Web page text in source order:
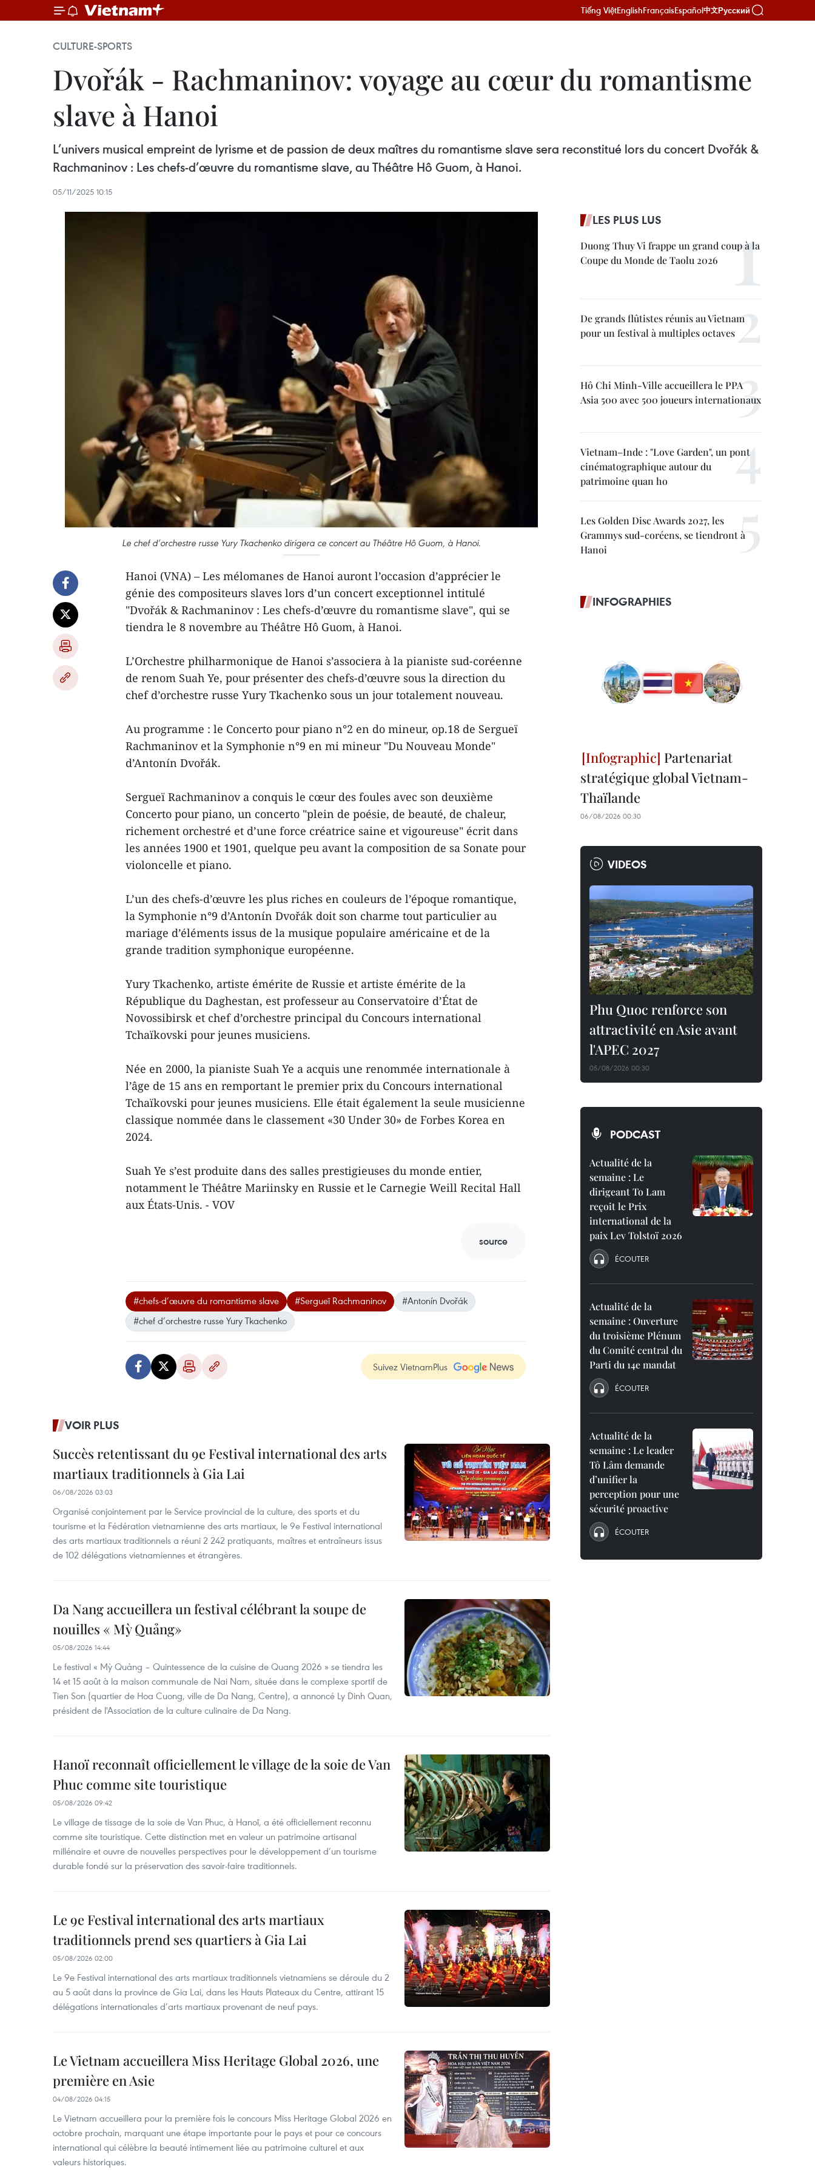
Tiếng ViệtEnglishFrançaisEspañol中文Русский
CULTURE-SPORTS
Dvořák - Rachmaninov: voyage au cœur du romantisme
slave à Hanoi
L’univers musical empreint de lyrisme et de passion de deux maîtres du romantisme slave sera reconstitué lors du concert Dvořák &
Rachmaninov : Les chefs-d’œuvre du romantisme slave, au Théâtre Hô Guom, à Hanoi.
05/11/2025 10:15
Le chef d’orchestre russe Yury Tkachenko dirigera ce concert au Théâtre Hô Guom, à Hanoi.
Hanoi (VNA) – Les mélomanes de Hanoi auront l’occasion d’apprécier le
génie des compositeurs slaves lors d’un concert exceptionnel intitulé
"Dvořák & Rachmaninov : Les chefs-d’œuvre du romantisme slave", qui se
tiendra le 8 novembre au Théâtre Hô Guom, à Hanoi.
L’Orchestre philharmonique de Hanoi s’associera à la pianiste sud-coréenne
de renom Suah Ye, pour présenter des chefs-d’œuvre sous la direction du
chef d’orchestre russe Yury Tkachenko sous un jour totalement nouveau.
Au programme : le Concerto pour piano n°2 en do mineur, op.18 de Sergueï
Rachmaninov et la Symphonie n°9 en mi mineur "Du Nouveau Monde"
d’Antonín Dvořák.
Sergueï Rachmaninov a conquis le cœur des foules avec son deuxième
Concerto pour piano, un concerto "plein de poésie, de beauté, de chaleur,
richement orchestré et d’une force créatrice saine et vigoureuse" écrit dans
les années 1900 et 1901, quelque peu avant la composition de sa Sonate pour
violoncelle et piano.
L’un des chefs-d’œuvre les plus riches en couleurs de l’époque romantique,
la Symphonie n°9 d’Antonín Dvořák doit son charme tout particulier au
mariage d’éléments issus de la musique populaire américaine et de la
grande tradition symphonique européenne.
Yury Tkachenko, artiste émérite de Russie et artiste émérite de la
République du Daghestan, est professeur au Conservatoire d’État de
Novossibirsk et chef d’orchestre principal du Concours international
Tchaïkovski pour jeunes musiciens.
Née en 2000, la pianiste Suah Ye a acquis une renommée internationale à
l’âge de 15 ans en remportant le premier prix du Concours international
Tchaïkovski pour jeunes musiciens. Elle était également la seule musicienne
classique nommée dans le classement «30 Under 30» de Forbes Korea en
2024.
Suah Ye s’est produite dans des salles prestigieuses du monde entier,
notamment le Théâtre Mariinsky en Russie et le Carnegie Weill Recital Hall
aux États-Unis. - VOV
source
#chefs-d’œuvre du romantisme slave #Sergueï Rachmaninov
#Antonín Dvořák
#chef d’orchestre russe Yury Tkachenko
Suivez VietnamPlus
VOIR PLUS
Succès retentissant du 9e Festival international des arts
martiaux traditionnels à Gia Lai
06/08/2026 03:03
Organisé conjointement par le Service provincial de la culture, des sports et du
tourisme et la Fédération vietnamienne des arts martiaux, le 9e Festival international
des arts martiaux traditionnels a réuni 2 242 pratiquants, maîtres et entraîneurs issus
de 102 délégations vietnamiennes et étrangères.
Da Nang accueillera un festival célébrant la soupe de
nouilles « Mỳ Quảng»
05/08/2026 14:44
Le festival « Mỳ Quảng – Quintessence de la cuisine de Quang 2026 » se tiendra les
14 et 15 août à la maison communale de Nai Nam, située dans le complexe sportif de
Tien Son (quartier de Hoa Cuong, ville de Da Nang, Centre), a annoncé Ly Dinh Quan,
président de l'Association de la culture culinaire de Da Nang.
Hanoï reconnaît officiellement le village de la soie de Van
Phuc comme site touristique
05/08/2026 09:42
Le village de tissage de la soie de Van Phuc, à Hanoï, a été officiellement reconnu
comme site touristique. Cette distinction met en valeur un patrimoine artisanal
millénaire et ouvre de nouvelles perspectives pour le développement d’un tourisme
durable fondé sur la préservation des savoir-faire traditionnels.
Le 9e Festival international des arts martiaux
traditionnels prend ses quartiers à Gia Lai
05/08/2026 02:00
Le 9e Festival international des arts martiaux traditionnels vietnamiens se déroule du 2
au 5 août dans la province de Gia Lai, dans les Hauts Plateaux du Centre, attirant 15
délégations internationales d’arts martiaux provenant de neuf pays.
Le Vietnam accueillera Miss Heritage Global 2026, une
première en Asie
04/08/2026 04:15
Le Vietnam accueillera pour la première fois le concours Miss Heritage Global 2026 en
octobre prochain, marquant une étape importante pour le pays et pour ce concours
international qui célèbre la beauté intimement liée au patrimoine culturel et aux
valeurs historiques.
LES PLUS LUS
Duong Thuy Vi frappe un grand coup à la
Coupe du Monde de Taolu 2026
De grands flûtistes réunis au Vietnam
pour un festival à multiples octaves
Hô Chi Minh-Ville accueillera le PPA
Asia 500 avec 500 joueurs internationaux
Vietnam–Inde : "Love Garden", un pont
cinématographique autour du
patrimoine quan ho
Les Golden Disc Awards 2027, les
Grammys sud-coréens, se tiendront à
Hanoi
INFOGRAPHIES
Partenariat
stratégique global Vietnam-
Thaïlande
06/08/2026 00:30
VIDEOS
Phu Quoc renforce son
attractivité en Asie avant
l'APEC 2027
05/08/2026 00:30
PODCAST
Actualité de la
semaine : Le
dirigeant To Lam
reçoit le Prix
international de la
paix Lev Tolstoï 2026
ÉCOUTER
Actualité de la
semaine : Ouverture
du troisième Plénum
du Comité central du
Parti du 14e mandat
ÉCOUTER
Actualité de la
semaine : Le leader
Tô Lâm demande
d’unifier la
perception pour une
sécurité proactive
ÉCOUTER